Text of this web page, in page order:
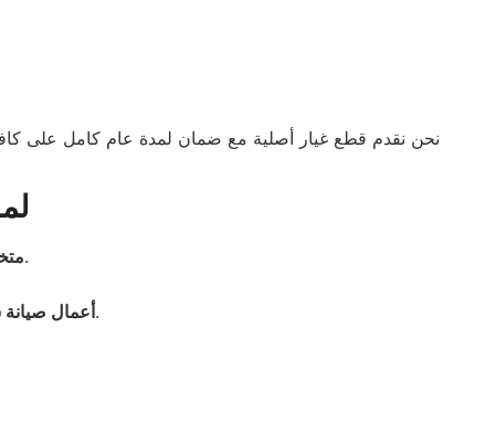
نحن نقدم قطع غيار أصلية مع ضمان لمدة عام كامل على
: نحن مركز معتمد رسميًا من شركة كرافت العالمية.
أعمال: نحن نضمن أن جهازك سيكون في أفضل حالة خلال وقت قياسي.